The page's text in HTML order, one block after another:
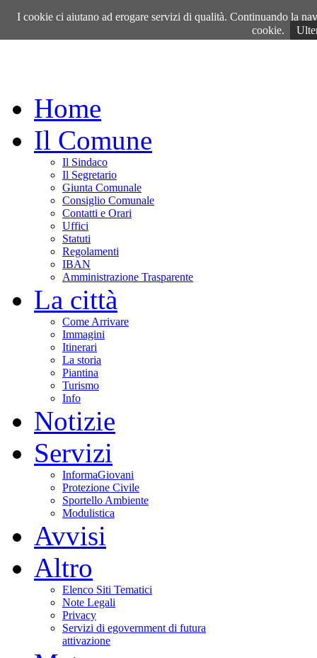
Domenica, 09 Agosto 2026
Home
Il Comune
Il Sindaco
Il Segretario
Giunta Comunale
Consiglio Comunale
Contatti e Orari
Uffici
Statuti
Regolamenti
IBAN
Amministrazione Trasparente
La città
Come Arrivare
Immagini
Itinerari
La storia
Piantina
Turismo
Info
Notizie
Servizi
InformaGiovani
Protezione Civile
Sportello Ambiente
Modulistica
Avvisi
Altro
Elenco Siti Tematici
Note Legali
Privacy
Servizi di egovernment di futura
attivazione
I cookie ci aiutano ad erogare servizi di qualità. Continuando la
cookie.